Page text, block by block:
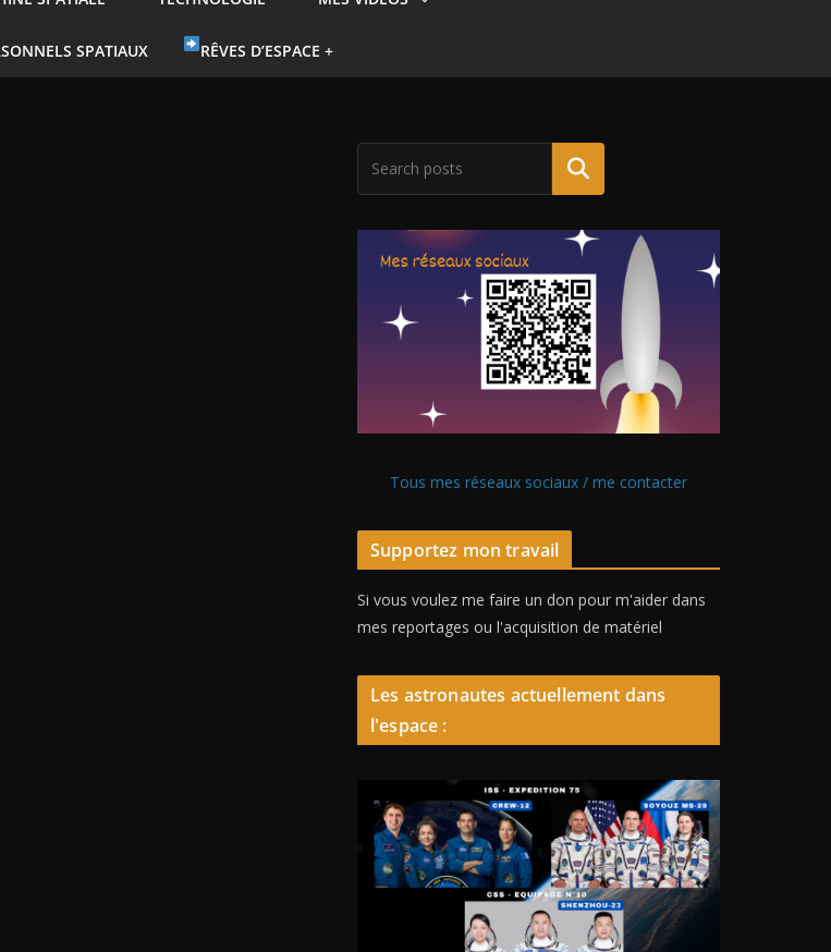
SPATIAUX RÊVES D’ESPACE +
Tous mes réseaux sociaux / me contacter
Supportez mon travail
Si vous voulez me faire un don pour m'aider dans
mes reportages ou l'acquisition de matériel
Les astronautes actuellement dans
l'espace :